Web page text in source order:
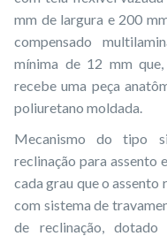
mm de largura e 200
compensado
mínima de 12 mm
recebe uma peça
poliuretano moldada.
Mecanismo do tipo
reclinação para assento
cada grau que o assento
com sistema de
de reclinação,